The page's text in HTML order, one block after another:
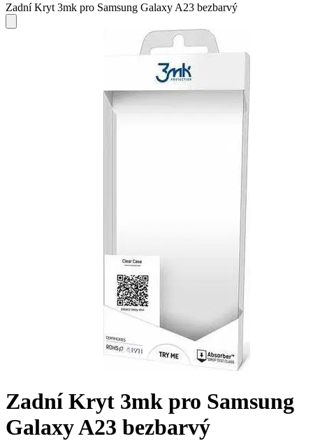
Zadní Kryt 3mk pro Samsung Galaxy A23 bezbarvý
Zadní Kryt 3mk pro Samsung
Galaxy A23 bezbarvý